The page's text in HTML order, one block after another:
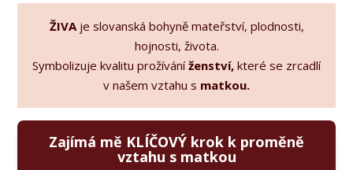
ŽIVAje slovanská bohyně mateřství, plodnosti,
hojnosti, života.
Symbolizuje kvalitu prožíváníženství, které se zrcadlí
v našem vztahu s matkou.
Zajímá mě KLÍČOVÝ krok k proměně
vztahu s matkou